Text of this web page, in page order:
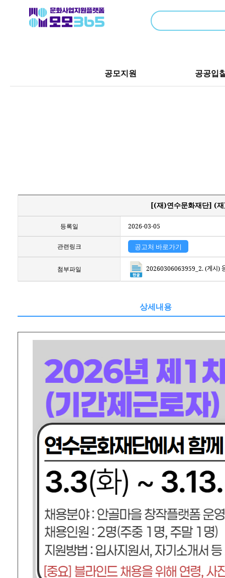
공모지원 공공입
[(재)연수문화재단] (
등록일 2026-03-05
관련링크 공고처 바로가기
첨부파일 20260306063959_2. (게시)
상세내용